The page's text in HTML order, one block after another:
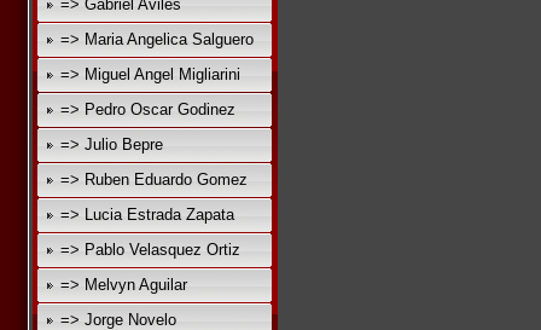
=> Gabriel Aviles
=> Maria Angelica Salguero
=> Miguel Angel Migliarini
=> Pedro Oscar Godinez
=> Julio Bepre
=> Ruben Eduardo Gomez
=> Lucia Estrada Zapata
=> Pablo Velasquez Ortiz
=> Melvyn Aguilar
=> Jorge Novelo